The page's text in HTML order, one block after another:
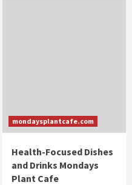
mondaysplantcafe.com
Health-Focused Dishes
and Drinks Mondays
Plant Cafe